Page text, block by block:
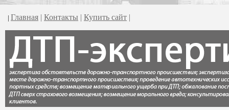
| Главная | Контакты | Купить сайт |